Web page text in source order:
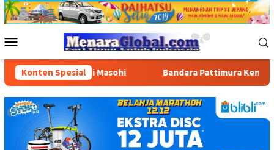
Loncat
ke
Mobile
Konten Spesial
di Masohi Bandara Pattimura Kenalkan Dunia